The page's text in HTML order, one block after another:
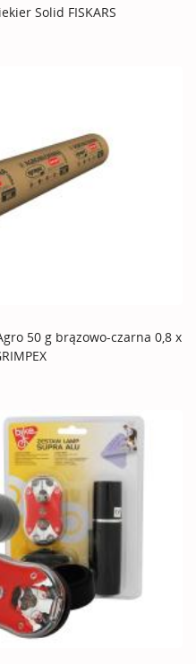
Solid FISKARS
50 g brązowo-czarna 0,8 x